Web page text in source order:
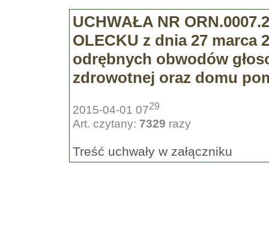
UCHWAŁA NR
OLECKU z dnia 27 marca
odrębnych obwodów
zdrowotnej oraz domu
2015-04-01 0729
Art. czytany: 7329 razy
Treść uchwały w załączniku